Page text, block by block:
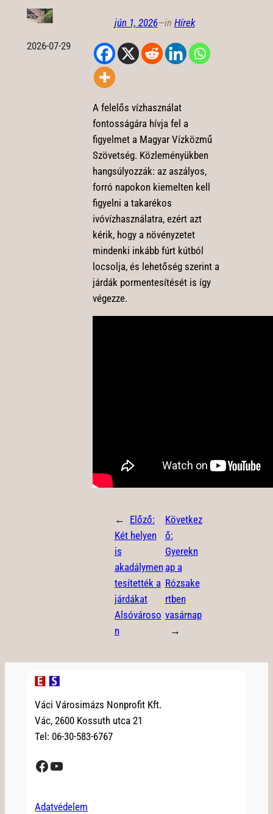
2026-07-29
jún 1, 2026—in Hírek
A felelős vízhasználat
fontosságára hívja fel a
figyelmet a Magyar Vízközmű
Szövetség. Közleményükben
hangsúlyozzák: az aszályos,
forró napokon kiemelten kell
figyelni a takarékos
ivóvízhasználatra, ezért azt
kérik, hogy a növényzetet
mindenki inkább fúrt kútból
locsolja, és lehetőség szerint a
járdák pormentesítését is így
végezze.
← Előző:
Két helyen
is
akadálymen
tesítették a
járdákat
Alsóvároso
n
Következ
ő:
Gyerekn
ap a
Rózsake
rtben
vasárnap
→
Váci Városimázs Nonprofit Kft.
Vác, 2600 Kossuth utca 21
Tel: 06-30-583-6767
Facebook YouTube
Adatvédelem